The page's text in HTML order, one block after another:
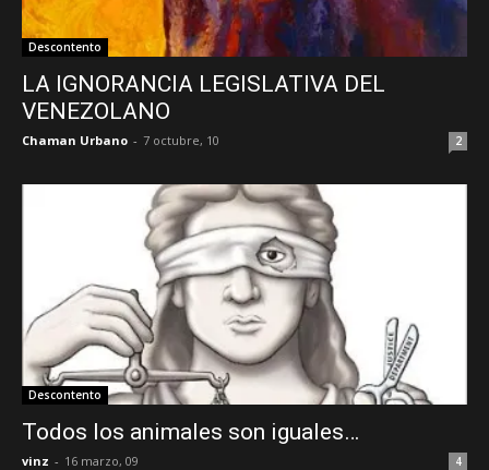
Descontento
LA IGNORANCIA LEGISLATIVA DEL
VENEZOLANO
Chaman Urbano - 7 octubre, 10 2
Descontento
Todos los animales son iguales…
vinz - 16 marzo, 09 4